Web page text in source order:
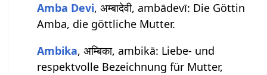
Amba Devi, अम्बादेवी, ambādevī: Die Göttin
Amba, die göttliche Mutter.
Ambika, अम्बिका, ambikā: Liebe- und
respektvolle Bezeichnung für Mutter,